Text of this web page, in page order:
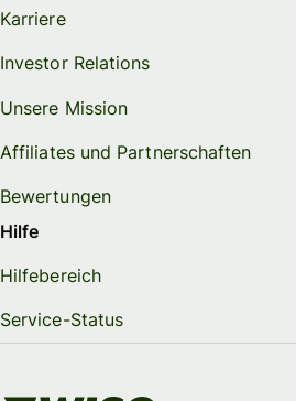
Karriere
Investor Relations
Unsere Mission
Affiliates und Partnerschaften
Bewertungen
Hilfe
Hilfebereich
Service-Status